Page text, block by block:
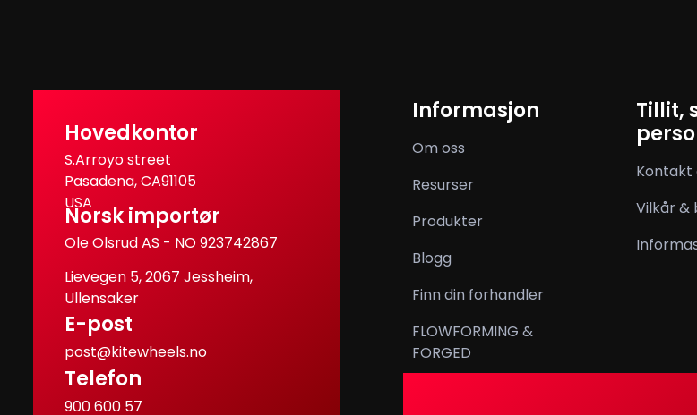
Hovedkontor
S.Arroyo street
Pasadena, CA91105
USA
Norsk importør
Ole Olsrud AS - NO 923742867
Lievegen 5, 2067 Jessheim,
Ullensaker
E-post
post@kitewheels.no
Telefon
900 600 57
Informasjon
Om oss
Resurser
Produkter
Blogg
Finn din forhandler
FLOWFORMING &
FORGED
Tillit,
Kontakt
Vilkår &